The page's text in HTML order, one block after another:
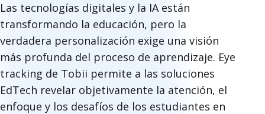
Las tecnologías digitales y la IA están
transformando la educación, pero la
verdadera personalización exige una visión
más profunda del proceso de aprendizaje. Eye
tracking de Tobii permite a las soluciones
EdTech revelar objetivamente la atención, el
enfoque y los desafíos de los estudiantes en